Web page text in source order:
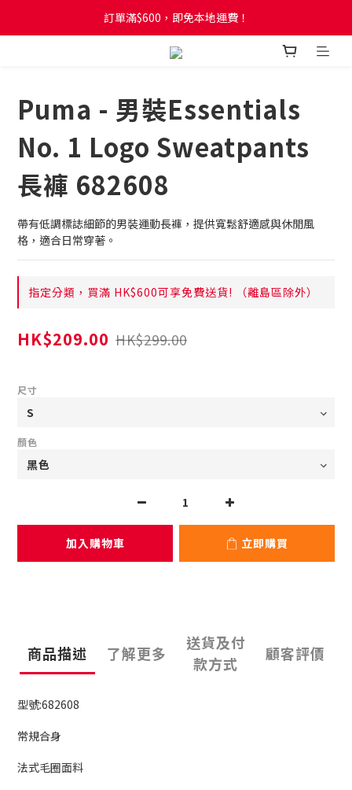
訂單滿$600，即免本地運費！
訂單滿$600，即免本地運費！
全新網店會員制度! 2%消費回贈! 買1蚊儲1分! 儲夠50分當1蚊!
Puma - 男裝Essentials
No. 1 Logo Sweatpants
長褲 682608
帶有低調標誌細節的男裝運動長褲，提供寬鬆舒適感與休閒風
格，適合日常穿著。
指定分類，買滿 HK$600可享免費送貨! （離島區除外）
HK$209.00 HK$299.00
尺寸
顏色
加入購物車 立即購買
商品描述 了解更多
送貨及付
款方式
顧客評價
型號:682608
常規合身
法式毛圈面料